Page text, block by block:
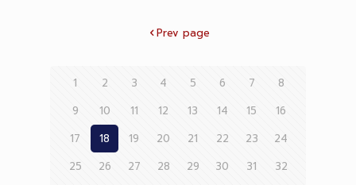
Prev page
1 2 3 4 5 6 7
8
9
10 11 12 13 14 15
16
17
18 19 20 21 22 23
24
25
26 27 28 29 30 31
32